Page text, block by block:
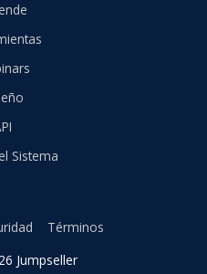
Sistema
Jumpseller
Términos